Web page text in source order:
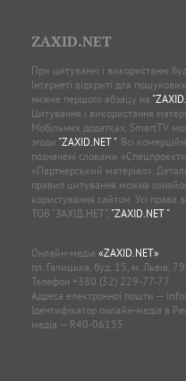
ZAXID.NET
При цитуванні і використанні
Інтернеті відкриті для
нижче першого абзацу на
Цитування і використання
Мобільних додатках, SmartTV
згоди "ZAXID.NET ". Всі
позначені словами
«Партнерський матеріал».
правил цитування можна
користування сайтом. Усі
ТОВ “ЗАХІД.НЕТ”, "ZAXID.NET ".
Онлайн-медіа «ZAXID.NET»
пл. Галицька, буд. 15, м. Львів,
Телефон +380 (32) 229-77-77
Адреса електронної пошти —
Ідентифікатор онлайн-медіа в
медіа — R40-06155